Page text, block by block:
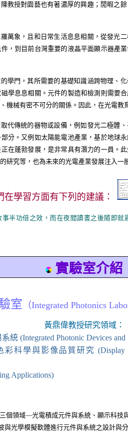
教授對園藝也有著濃厚的興趣；閒暇之
萬象，且和日常生活息息相關，從發光
，到目前台灣重要的液晶平面顯示器產
學門，其所需要的基礎知識涵跨物理、
學息息相關。元件的製造和檢測則需要
機械有密不可分的關係。因此，在光電
代傳統的器物或設備，例如發光二極體
分。又例如太陽能電池產業，基於地球
在蓬勃發展，是非常具有潛力的一員。
研究等，也為未來的光電產業發展注入一
在學習方面有下列的建議：
事半功倍之效，而在夜間讀書之後隨即
實驗室介紹
室 （Integrated Photonics
黃鼎偉教授研究領域：
系統 (Integrated Photonic Devices and
彩科學與影像品質研究 (Display
Applications)
個領域—光電積成元件與系統、顯示科技
與光學模擬軟體進行元件與系統之設計與